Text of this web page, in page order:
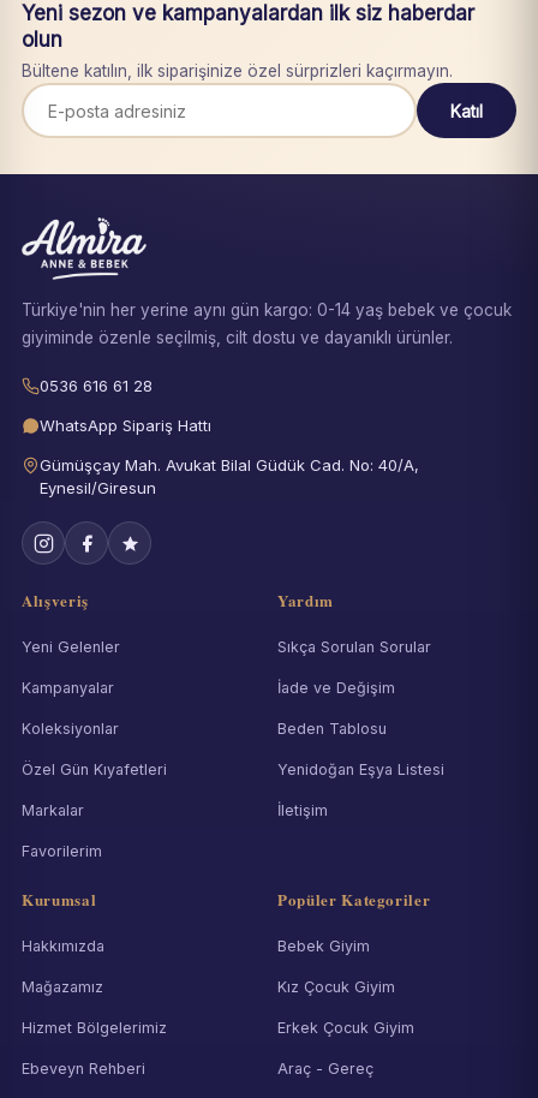
Yeni sezon ve kampanyalardan ilk siz haberdar
olun
Bültene katılın, ilk siparişinize özel sürprizleri kaçırmayın.
Katıl
Türkiye'nin her yerine aynı gün kargo: 0-14 yaş bebek ve çocuk
giyiminde özenle seçilmiş, cilt dostu ve dayanıklı ürünler.
0536 616 61 28
WhatsApp Sipariş Hattı
Gümüşçay Mah. Avukat Bilal Güdük Cad. No: 40/A,
Eynesil/Giresun
Alışveriş
Yeni Gelenler
Kampanyalar
Koleksiyonlar
Özel Gün Kıyafetleri
Markalar
Favorilerim
Yardım
Sıkça Sorulan Sorular
İade ve Değişim
Beden Tablosu
Yenidoğan Eşya Listesi
İletişim
Kurumsal
Hakkımızda
Mağazamız
Hizmet Bölgelerimiz
Ebeveyn Rehberi
Popüler Kategoriler
Bebek Giyim
Kız Çocuk Giyim
Erkek Çocuk Giyim
Araç - Gereç